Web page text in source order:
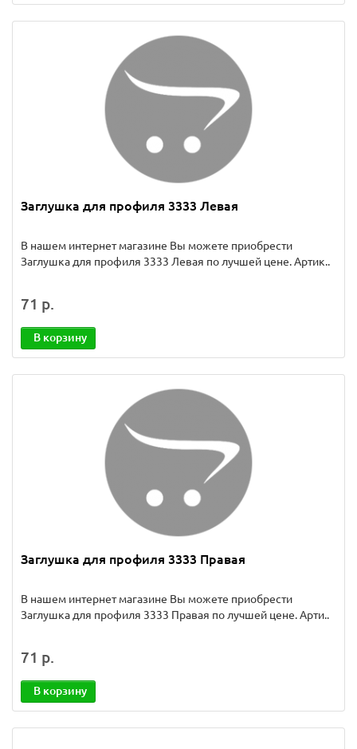
Заглушка для профиля 3333 Левая
В нашем интернет магазине Вы можете приобрести
Заглушка для профиля 3333 Левая по лучшей цене. Артик..
71 р.
В корзину
Заглушка для профиля 3333 Правая
В нашем интернет магазине Вы можете приобрести
Заглушка для профиля 3333 Правая по лучшей цене. Арти..
71 р.
В корзину